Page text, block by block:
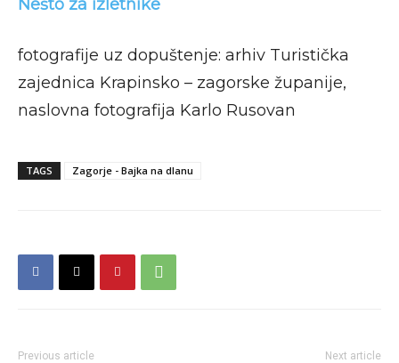
Nešto za izletnike
fotografije uz dopuštenje: arhiv Turistička
zajednica Krapinsko – zagorske županije,
naslovna fotografija Karlo Rusovan
TAGS Zagorje - Bajka na dlanu
Previous article Next article